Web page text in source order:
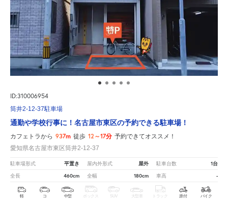
ID:310006954
筒井2-12-37駐車場
通勤や学校行事に！名古屋市東区の予約できる駐車場！
カフェトラから 937m 徒歩 12～17分 予約できてオススメ！
愛知県名古屋市東区筒井2-12-37
駐車場形式 平置き 屋内外形式 屋外 駐車台数 1台
全長 460cm 全幅 180cm 車高 -
軽 コ 中型 ボックス SUV 大型車 トラック 原付 バイク